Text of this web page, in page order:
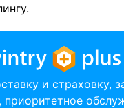
и страховку,